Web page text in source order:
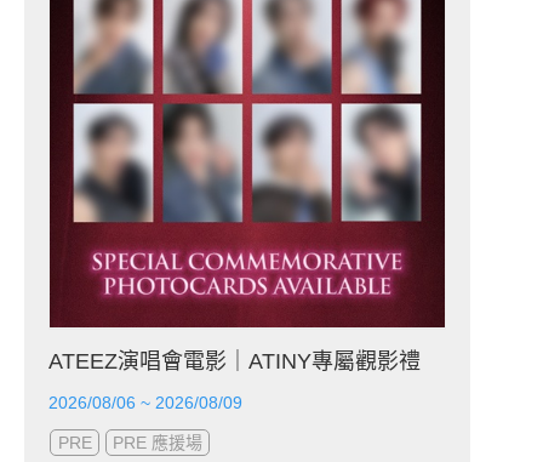
ATEEZ演唱會電影｜ATINY專屬觀影禮
2026/08/06 ~ 2026/08/09
PRE PRE 應援場